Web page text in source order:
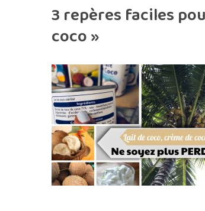
3 repères faciles
coco »